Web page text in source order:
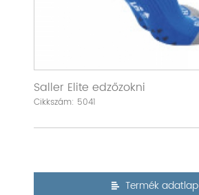
Saller Elite edzőzokni
Cikkszám: 5041
Termék adatlap